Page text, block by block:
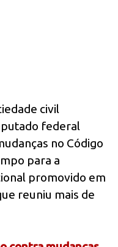
civil
federal
no Código
para a
promovido em
reuniu mais de